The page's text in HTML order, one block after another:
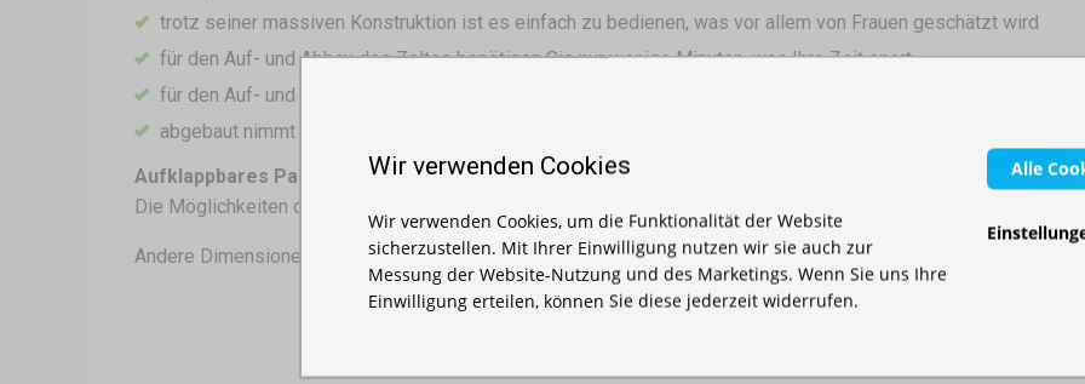
trotz seiner massiven Konstruktion ist es einfach zu bedienen, was vor allem von Frauen geschätzt wird
für den Auf- und Abbau des Zeltes benötigen Sie nur wenige Minuten, was Ihre Zeit spart
für den Auf- und Abbau ist kein Werkzeug erforderlich
abgebaut nimmt es nicht viel Platz ein, so dass es leicht zu transportieren ist
Aufklappbares Partyzelt mit Ihrem Logo?
Die Möglichkeiten des Drucks des Zeltes sind vielfältig. Vom einfachen Logo bis zum Vollfarbdruck.
Andere Dimensionen: 3x4,5
Wir verwenden Cookies
Wir verwenden Cookies, um die Funktionalität der Website
sicherzustellen. Mit Ihrer Einwilligung nutzen wir sie auch zur
Messung der Website-Nutzung und des Marketings. Wenn Sie uns Ihre
Einwilligung erteilen, können Sie diese jederzeit widerrufen.
Alle